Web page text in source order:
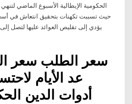
الحكومية الإيطالية الأسبوع الماضي
يؤدي إلى تقليص العوائد عليها
سعر الطلب سعر
عد الأيام